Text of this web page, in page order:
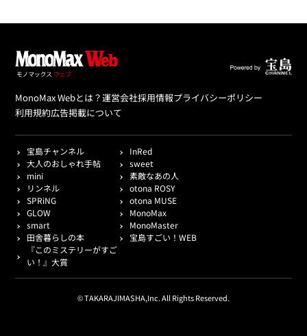
MonoMax Webとは？運営会社採用情報プライバシーポリシー
利用規約広告掲載について
宝島チャンネル
InRed
大人のおしゃれ手帖
sweet
mini
素敵なあの人
リンネル
otona ROSY
SPRiNG
otona MUSE
GLOW
MonoMax
smart
MonoMaster
田舎暮らしの本
宝島すごい！WEB
『このミステリーがすご
い！』大賞
© TAKARAJIMASHA,Inc. All Rights Reserved.